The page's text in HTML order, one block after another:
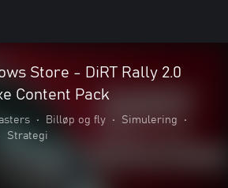
Store - DiRT Rally 2.0
Content Pack
• Billøp og fly • Simulering
•
Strategi